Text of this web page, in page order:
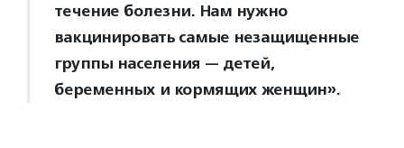
течение болезни. Нам нужно
вакцинировать самые незащищенные
группы населения — детей,
беременных и кормящих женщин».